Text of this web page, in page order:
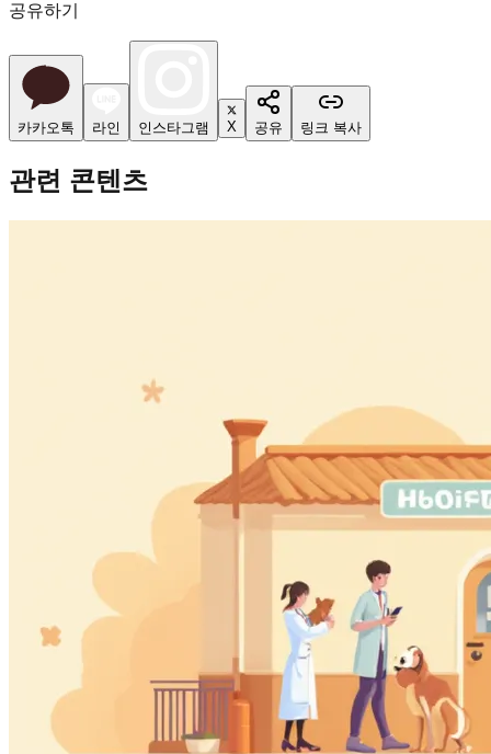
공유하기
카카오톡 라인 인스타그램 X 공유 링크 복사
관련 콘텐츠